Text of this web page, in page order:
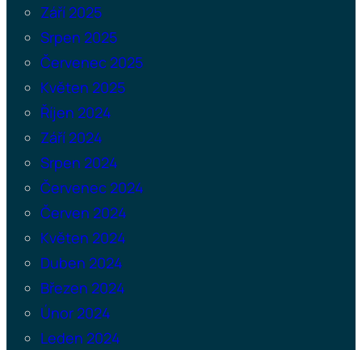
Září 2025
Srpen 2025
Červenec 2025
Květen 2025
Říjen 2024
Září 2024
Srpen 2024
Červenec 2024
Červen 2024
Květen 2024
Duben 2024
Březen 2024
Únor 2024
Leden 2024